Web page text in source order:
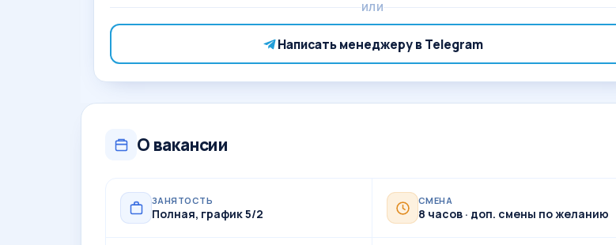
ИЛИ
Написать менеджеру в Telegram
О вакансии
ЗАНЯТОСТЬ
Полная, график 5/2
СМЕНА
8 часов · доп. смены по желанию